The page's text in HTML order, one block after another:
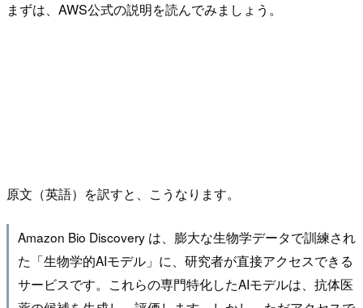
まずは、AWS公式の説明を読んでみましょう。
原文（英語）を訳すと、こうなります。
Amazon Bio Discovery は、膨大な生物学データで訓練され
た「生物学的AIモデル」に、研究者が直接アクセスできる
サービスです。これらの専門特化したAIモデルは、抗体医